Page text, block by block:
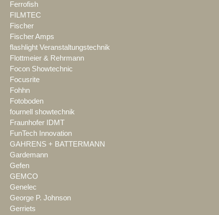
Ferrofish
FILMTEC
Fischer
Fischer Amps
flashlight Veranstaltungstechnik
Flottmeier & Rehrmann
Focon Showtechnic
Focusrite
Fohhn
Fotoboden
fournell showtechnik
Fraunhofer IDMT
FunTech Innovation
GAHRENS + BATTERMANN
Gardemann
Gefen
GEMCO
Genelec
George P. Johnson
Gerriets